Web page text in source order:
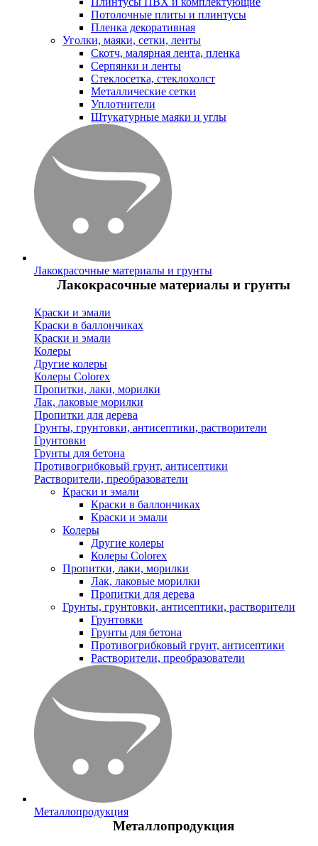
Потолочные плиты и плинтусы
Пленка декоративная
Уголки, маяки, сетки, ленты
Скотч, малярная лента, пленка
Серпянки и ленты
Стеклосетка, стеклохолст
Металлические сетки
Уплотнители
Штукатурные маяки и углы
Лакокрасочные материалы и грунты
Лакокрасочные материалы и грунты
Краски и эмали
Краски в баллончиках
Краски и эмали
Колеры
Другие колеры
Колеры Colorex
Пропитки, лаки, морилки
Лак, лаковые морилки
Пропитки для дерева
Грунты, грунтовки, антисептики, растворители
Грунтовки
Грунты для бетона
Противогрибковый грунт, антисептики
Растворители, преобразователи
Краски и эмали
Краски в баллончиках
Краски и эмали
Колеры
Другие колеры
Колеры Colorex
Пропитки, лаки, морилки
Лак, лаковые морилки
Пропитки для дерева
Грунты, грунтовки, антисептики, растворители
Грунтовки
Грунты для бетона
Противогрибковый грунт, антисептики
Растворители, преобразователи
Металлопродукция
Металлопродукция